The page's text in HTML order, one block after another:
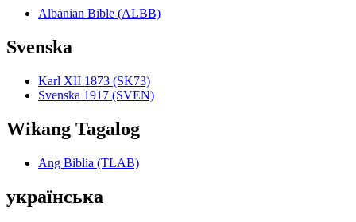
Albanian Bible (ALBB)
Svenska
Karl XII 1873 (SK73)
Svenska 1917 (SVEN)
Wikang Tagalog
Ang Biblia (TLAB)
українська